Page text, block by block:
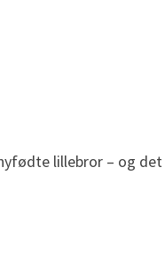
lillebror – og